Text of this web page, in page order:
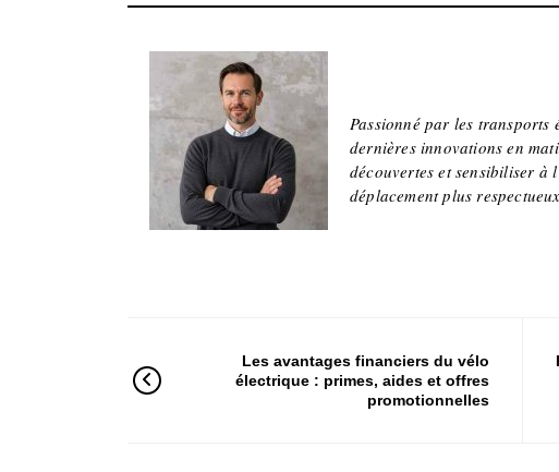
Passionné par les transports
dernières innovations en
découvertes et sensibiliser à
déplacement plus
Les avantages financiers du vélo
électrique : primes, aides et offres
promotionnelles